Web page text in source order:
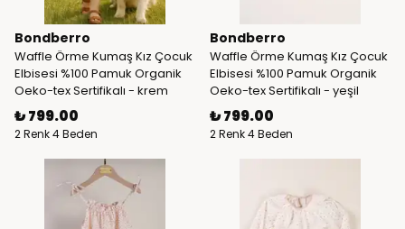
Bondberro
Waffle Örme Kumaş Kız Çocuk
Elbisesi %100 Pamuk Organik
Oeko-tex Sertifikalı - krem
₺ 799.00
2 Renk 4 Beden
Bondberro
Waffle Örme Kumaş Kız Çocuk
Elbisesi %100 Pamuk Organik
Oeko-tex Sertifikalı - yeşil
₺ 799.00
2 Renk 4 Beden